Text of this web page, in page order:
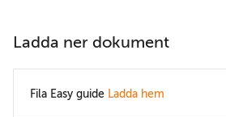
Ladda ner dokument
Fila Easy guide Ladda hem